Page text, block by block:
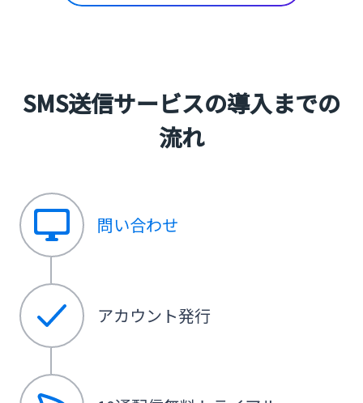
SMS送信サービスの導入までの
流れ
問い合わせ
アカウント発行